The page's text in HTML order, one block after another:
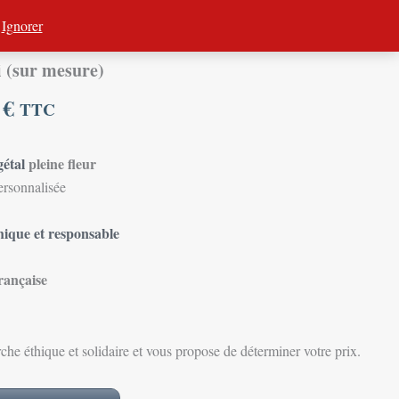
Ignorer
mesure)
€
Plage
de
36,00 €
56,00 €
TTC
pleine fleur
et responsable
éthique et solidaire et vous propose de déterminer votre prix.